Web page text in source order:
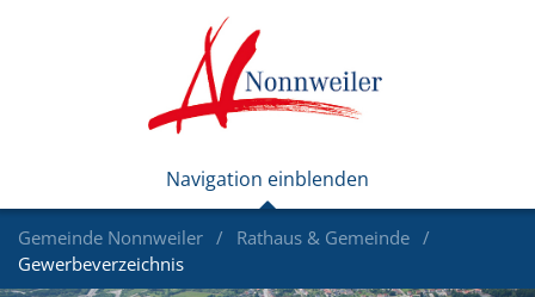
Gemeinde Nonnweiler
Rathaus & Gemeinde
Gewerbeverzeichnis